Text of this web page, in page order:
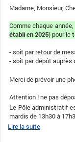
Madame, Monsieur,
Comme chaque
établi en 2025) pour le
- soit par retour de
- soit par dépôt auprès
Merci de prévoir une
Attention ! ne pas
Le Pôle administratif
mardis de 13h30 à
Lire la suite